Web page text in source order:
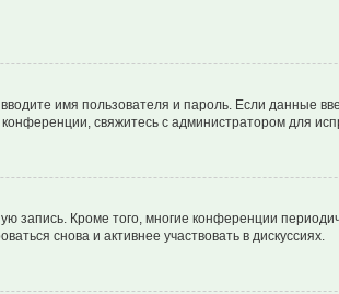
имя пользователя и пароль. Если данные
свяжитесь с администратором для
запись. Кроме того, многие конференции
снова и активнее участвовать в дискуссиях.